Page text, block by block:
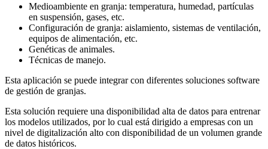
Medioambiente en granja: temperatura, humedad, partículas
en suspensión, gases, etc.
Configuración de granja: aislamiento, sistemas de ventilación,
equipos de alimentación, etc.
Genéticas de animales.
Técnicas de manejo.
Esta aplicación se puede integrar con diferentes soluciones software
de gestión de granjas.
Esta solución requiere una disponibilidad alta de datos para entrenar
los modelos utilizados, por lo cual está dirigido a empresas con un
nivel de digitalización alto con disponibilidad de un volumen grande
de datos históricos.